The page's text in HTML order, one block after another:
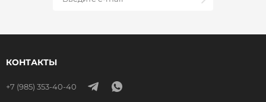
КОНТАКТЫ
+7 (985) 353-40-40